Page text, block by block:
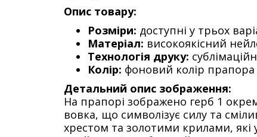
Опис товару:
Розміри: доступні у трьох
Матеріал: високоякісний
Технологія друку:
Колір: фоновий колір прапора
Детальний опис зображення:
На прапорі зображено герб 1
вовка, що символізує силу та
хрестом та золотими крилами,